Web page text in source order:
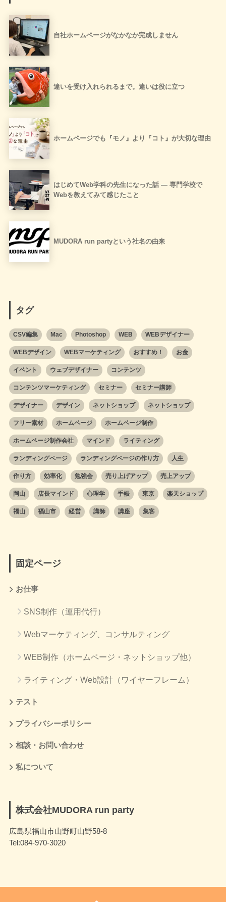
自社ホームページがなかなか完成しません
違いを受け入れられるまで。違いは役に立つ
ホームページでも『モノ』より『コト』が大切な理由
はじめてWeb学科の先生になった話 ― 専門学校で
Webを教えてみて感じたこと
MUDORA run partyという社名の由来
タグ
CSV編集 Mac Photoshop WEB WEBデザイナー
WEBデザイン WEBマーケティング おすすめ！ お金
イベント ウェブデザイナー コンテンツ
コンテンツマーケティング セミナー セミナー講師
デザイナー デザイン ネットショップ ネットショップ
フリー素材 ホームページ ホームページ制作
ホームページ制作会社 マインド ライティング
ランディングページ ランディングページの作り方 人生
作り方 効率化 勉強会 売り上げアップ 売上アップ
岡山 店長マインド 心理学 手帳 東京 楽天ショップ
福山 福山市 経営 講師 講座 集客
固定ページ
お仕事
SNS制作（運用代行）
Webマーケティング、コンサルティング
WEB制作（ホームページ・ネットショップ他）
ライティング・Web設計（ワイヤーフレーム）
テスト
プライバシーポリシー
相談・お問い合わせ
私について
株式会社MUDORA run party
広島県福山市山野町山野58-8
Tel:084-970-3020